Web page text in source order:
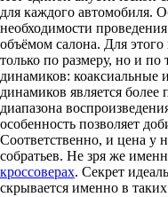
для каждого автомобиля.
необходимости
объёмом салона. Для
только по размеру, но и по
динамиков:
динамиков является более
диапазона
особенность позволяет
Соответственно, и цена
собратьев. Не зря же
кроссоверах. Секрет
скрывается именно в